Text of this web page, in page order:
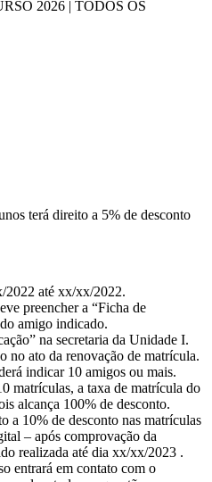
2026 | TODOS OS
terá direito a 5% de desconto
2022 até xx/xx/2022.
preencher a “Ficha de
amigo indicado.
na secretaria da Unidade I.
no ato da renovação de matrícula.
indicar 10 amigos ou mais.
matrículas, a taxa de matrícula do
alcança 100% de desconto.
a 10% de desconto nas matrículas
– após comprovação da
realizada até dia xx/xx/2023 .
entrará em contato com o